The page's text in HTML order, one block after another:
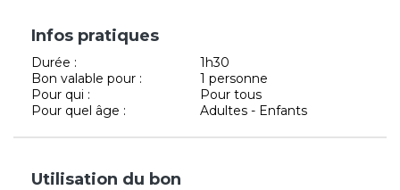
Infos pratiques
Durée :
1h30
Bon valable pour :
1 personne
Pour qui :
Pour tous
Pour quel âge :
Adultes - Enfants
Utilisation du bon